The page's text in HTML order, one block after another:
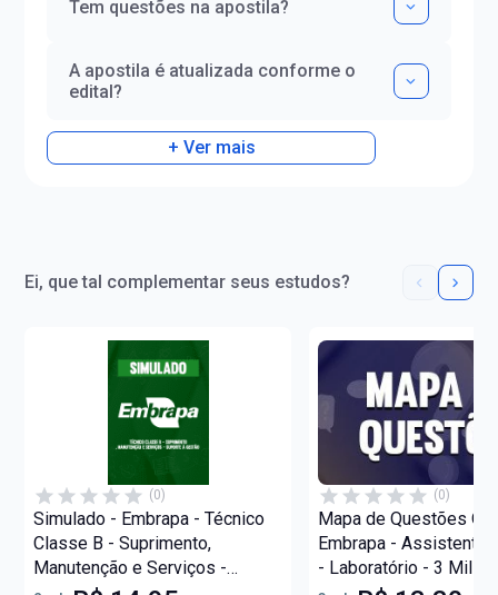
Tem questões na apostila?
A apostila é atualizada conforme o
edital?
+ Ver mais
Ei, que tal complementar seus estudos?
(0)
Simulado - Embrapa - Técnico
Classe B - Suprimento,
Manutenção e Serviços -
(0)
Mapa de Questões
Embrapa - Assistente
- Laboratório - 3 Mil